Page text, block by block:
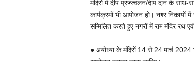
मंदिरों में दीप प्रज्ज्वलन/दीप दान के
कार्यक्रमों भी आयोजन हो। नगर निकायों
सम्मिलित करते हुए नगरों में राम मंदिर रथ
● अयोध्या के मंदिरों 14 से 24 मार्च